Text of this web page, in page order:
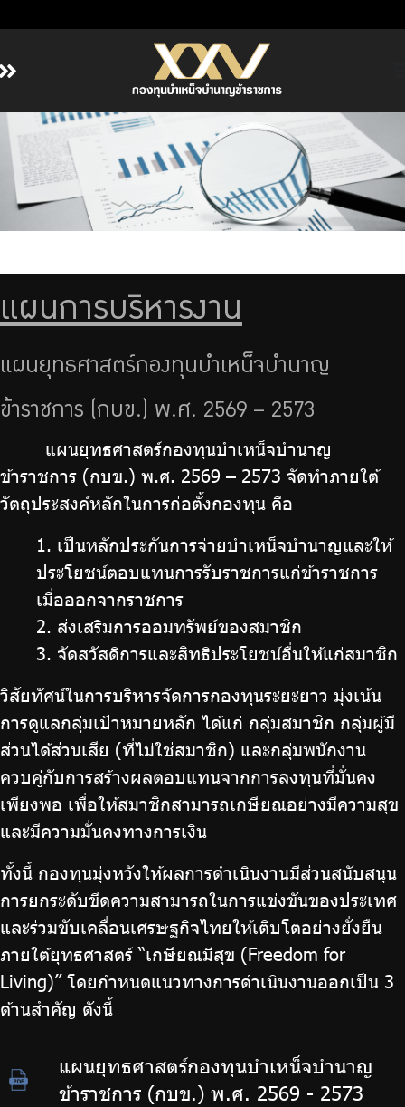
หน้าหลัก
เกี่ยวกับ กบข.
บริการสมาชิก
รายงานผลการดำเนินงาน
ข่าวสารและกิจกรรม
บริการเจ้าหน้าที่ส่วนราชการ
ร่วมงานกับเรา
ไทย | Eng
แผนการบริหารงาน
แผนยุทธศาสตร์กองทุนบำเหน็จบำนาญ
ข้าราชการ (กบข.) พ.ศ. 2569 – 2573
แผนยุทธศาสตร์กองทุนบำเหน็จบำนาญ
ข้าราชการ (กบข.) พ.ศ. 2569 – 2573 จัดทำภายใต้
วัตถุประสงค์หลักในการก่อตั้งกองทุน คือ
1. เป็นหลักประกันการจ่ายบำเหน็จบำนาญและให้
ประโยชน์ตอบแทนการรับราชการแก่ข้าราชการ
เมื่อออกจากราชการ
2. ส่งเสริมการออมทรัพย์ของสมาชิก
3. จัดสวัสดิการและสิทธิประโยชน์อื่นให้แก่สมาชิก
วิสัยทัศน์ในการบริหารจัดการกองทุนระยะยาว มุ่งเน้น
การดูแลกลุ่มเป้าหมายหลัก ได้แก่ กลุ่มสมาชิก กลุ่มผู้มี
ส่วนได้ส่วนเสีย (ที่ไม่ใช่สมาชิก) และกลุ่มพนักงาน
ควบคู่กับการสร้างผลตอบแทนจากการลงทุนที่มั่นคง
เพียงพอ เพื่อให้สมาชิกสามารถเกษียณอย่างมีความสุข
และมีความมั่นคงทางการเงิน
ทั้งนี้ กองทุนมุ่งหวังให้ผลการดำเนินงานมีส่วนสนับสนุน
การยกระดับขีดความสามารถในการแข่งขันของประเทศ
และร่วมขับเคลื่อนเศรษฐกิจไทยให้เติบโตอย่างยั่งยืน
ภายใต้ยุทธศาสตร์ “เกษียณมีสุข (Freedom for
Living)” โดยกำหนดแนวทางการดำเนินงานออกเป็น 3
ด้านสำคัญ ดังนี้
แผนยุทธศาสตร์กองทุนบำเหน็จบำนาญ
ข้าราชการ (กบข.) พ.ศ. 2569 - 2573